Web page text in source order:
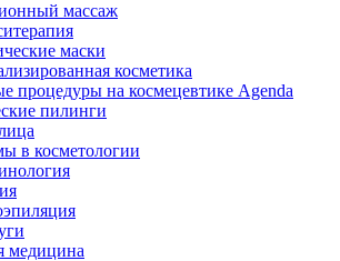
массаж
маски
косметика
процедуры на космецевтике Agenda
пилинги
в косметологии
медицина